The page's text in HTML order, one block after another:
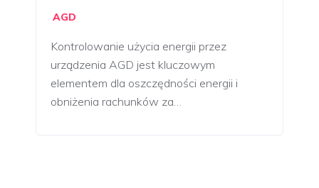
AGD
Kontrolowanie użycia energii przez
urządzenia AGD jest kluczowym
elementem dla oszczędności energii i
obniżenia rachunków za…